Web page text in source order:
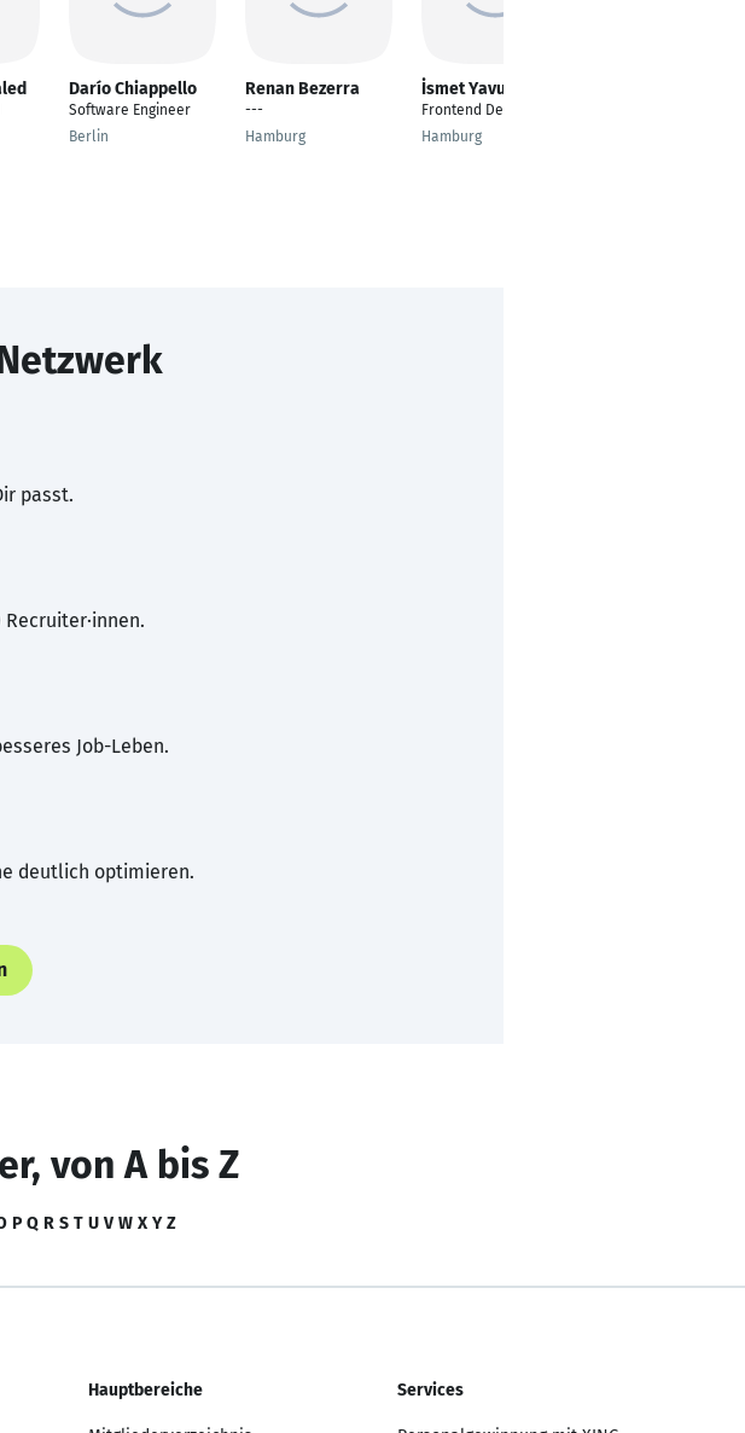
Darío Chiappello
Software Engineer
Berlin
Renan Bezerra
---
Hamburg
İsmet Yavuz
Frontend Developer
Hamburg
passt.
Job-Leben.
deutlich optimieren.
von A bis Z
P Q R S T U V W X Y Z
Hauptbereiche Services